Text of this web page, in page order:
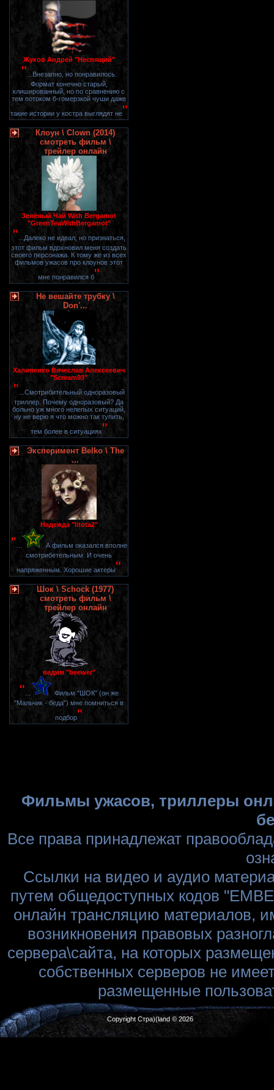
Жуков Андрей "Неспящий"
" ...Внезапно, но понравилось.
Формат конечно старый,
клишированный, но по сравнению с
тем потоком б-гомерзкой чуши даже
такие истории у костра выглядят не"
Клоун \ Clown (2014)
смотреть фильм \
трейлер онлайн
Зелёный Чай With Bergamot
"GreenTeaWithBergamot"
" ...Далеко не идеал, но признаться,
этот фильм вдохновил меня создать
своего персонажа. К тому же из всех
фильмов ужасов про клоунов этот
мне понравился б"
Не вешайте трубку \
Don'...
Халипенко Вячеслав Алексеевич
"Scream93"
" ...Смотрибительный одноразовый
триллер. Почему одноразовый? Да
больно уж много нелепых ситуаций,
ну не верю я что можно так тупить,
тем более в ситуациях"
Эксперимент Belko \ The
...
Надежда "litota2"
"
А фильм оказался вполне
смотрибетельным. И очень
напряженным. Хорошие актеры"
Шок \ Schock (1977)
смотреть фильм \
трейлер онлайн
вадим "beewer"
"
Фильм "ШОК" (он же
"Мальчик - беда") мне помниться в
подбор"
Фильмы ужасов, триллеры
Все права принадлежат
Ссылки на видео и аудио
путем общедоступных кодов
онлайн трансляцию материалов,
возникновения правовых
сервера\сайта, на которых
собственных серверов не
размещенные
Copyright Стра)(land © 2026